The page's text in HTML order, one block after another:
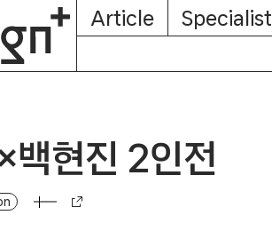
Article Specialist
백현진 2인전
전
About
Subscription
Magazine